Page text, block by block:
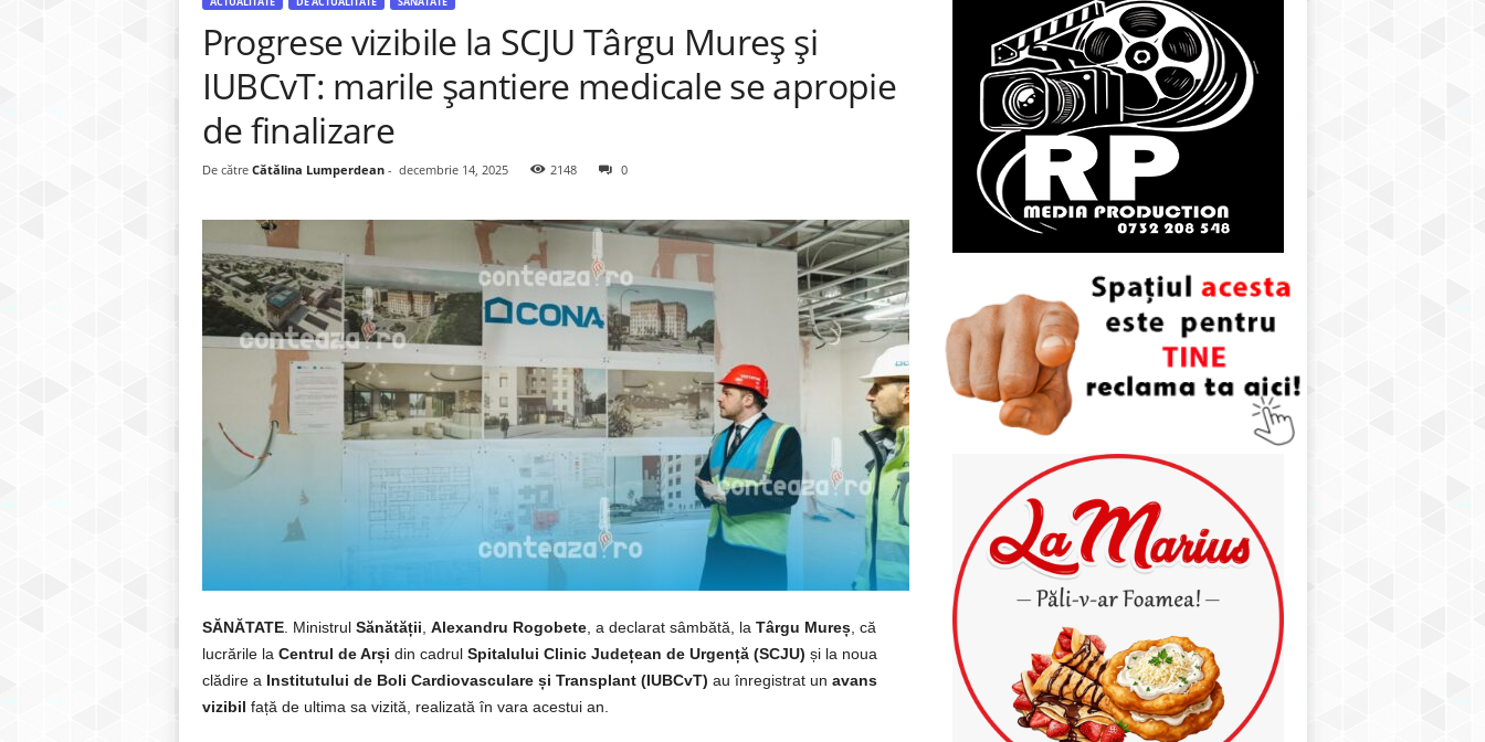
Progrese vizibile la SCJU Târgu Mureș și
IUBCvT: marile șantiere medicale se apropie
de finalizare
De către Cătălina Lumperdean- decembrie 14, 2025 2148 0
SĂNĂTATE. Ministrul Sănătății Alexandru Rogobete, a declarat sâmbătă, la Târgu Mureș, că
lucrările la Centrul de Arși din cadrul Spitalului Clinic Județean de Urgență (SCJU) și la noua
clădire a Institutului de Boli Cardiovasculare și Transplant (IUBCvT) au înregistrat un avans
vizibil față de ultima sa vizită, realizată în vara acestui an.